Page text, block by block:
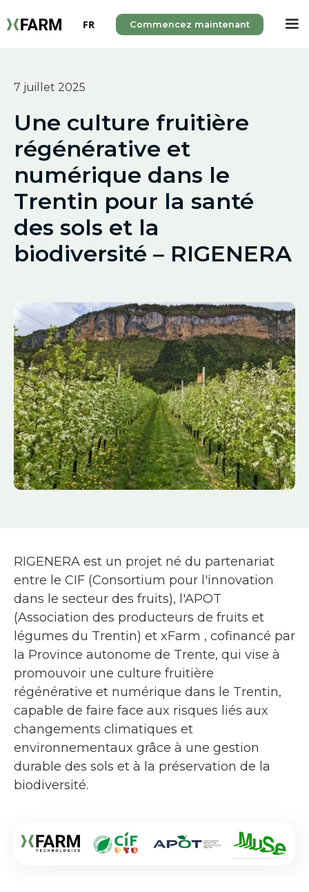
FR Commencez maintenant
7 juillet 2025
Une culture fruitière
régénérative et
numérique dans le
Trentin pour la santé
des sols et la
biodiversité – RIGENERA
RIGENERA est un projet né du partenariat
entre le CIF (Consortium pour l'innovation
dans le secteur des fruits), l'APOT
(Association des producteurs de fruits et
légumes du Trentin) et xFarm , cofinancé par
la Province autonome de Trente, qui vise à
promouvoir une culture fruitière
régénérative et numérique dans le Trentin,
capable de faire face aux risques liés aux
changements climatiques et
environnementaux grâce à une gestion
durable des sols et à la préservation de la
biodiversité.